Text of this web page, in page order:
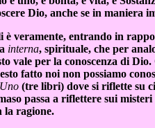
Dio, anche se in maniera
è veramente, entrando in
interna, spirituale, che per
vale per la conoscenza di
fatto noi non possiamo
(tre libri) dove si riflette su
passa a riflettere sui
la ragione.